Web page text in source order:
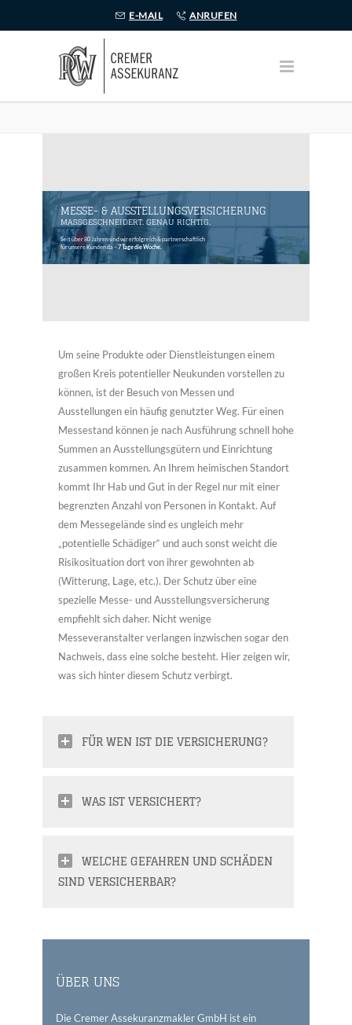
E-MAIL ANRUFEN
7 Tage die Woche.
Um seine Produkte oder Dienstleistungen einem
großen Kreis potentieller Neukunden vorstellen zu
können, ist der Besuch von Messen und
Ausstellungen ein häufig genutzter Weg. Für einen
Messestand können je nach Ausführung schnell hohe
Summen an Ausstellungsgütern und Einrichtung
zusammen kommen. An Ihrem heimischen Standort
kommt Ihr Hab und Gut in der Regel nur mit einer
begrenzten Anzahl von Personen in Kontakt. Auf
dem Messegelände sind es ungleich mehr
„potentielle Schädiger“ und auch sonst weicht die
Risikosituation dort von ihrer gewohnten ab
(Witterung, Lage, etc.). Der Schutz über eine
spezielle Messe- und Ausstellungsversicherung
empfiehlt sich daher. Nicht wenige
Messeveranstalter verlangen inzwischen sogar den
Nachweis, dass eine solche besteht. Hier zeigen wir,
was sich hinter diesem Schutz verbirgt.
FÜR WEN IST DIE VERSICHERUNG?
WAS IST VERSICHERT?
WELCHE GEFAHREN UND SCHÄDEN
SIND VERSICHERBAR?
ÜBER UNS
Die Cremer Assekuranzmakler GmbH ist ein